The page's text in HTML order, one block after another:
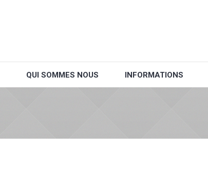
QUI SOMMES NOUS INFORMATIONS